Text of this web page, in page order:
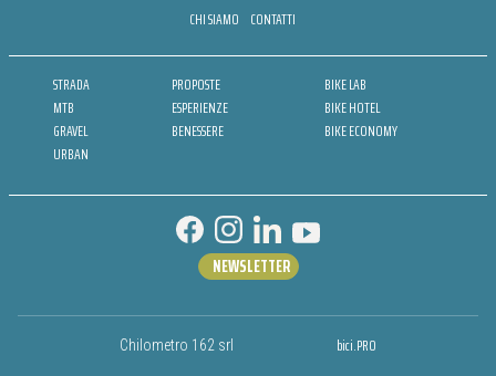
CHI SIAMO CONTATTI
STRADA
MTB
GRAVEL
URBAN
PROPOSTE
ESPERIENZE
BENESSERE
BIKE LAB
BIKE HOTEL
BIKE ECONOMY
Chilometro 162 srl bici.PRO
NEWSLETTER